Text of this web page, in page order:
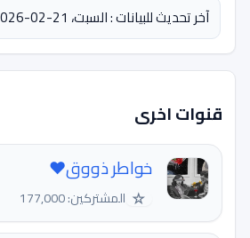
آخر تحديث للبيانات : السبت، 21-02-2026 12:20:04 صباحاً
قنوات اخرى
خواطر ذووق❤️
☆ المشتركين: 177,000